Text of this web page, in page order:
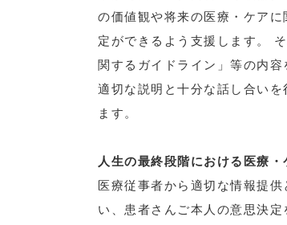
の価値観や将来の医療・ケア
定ができるよう支援します。
関するガイドライン」等の内
適切な説明と十分な話し合い
ます。
人生の最終段階における医療
医療従事者から適切な情報提
い、患者さんご本人の意思決